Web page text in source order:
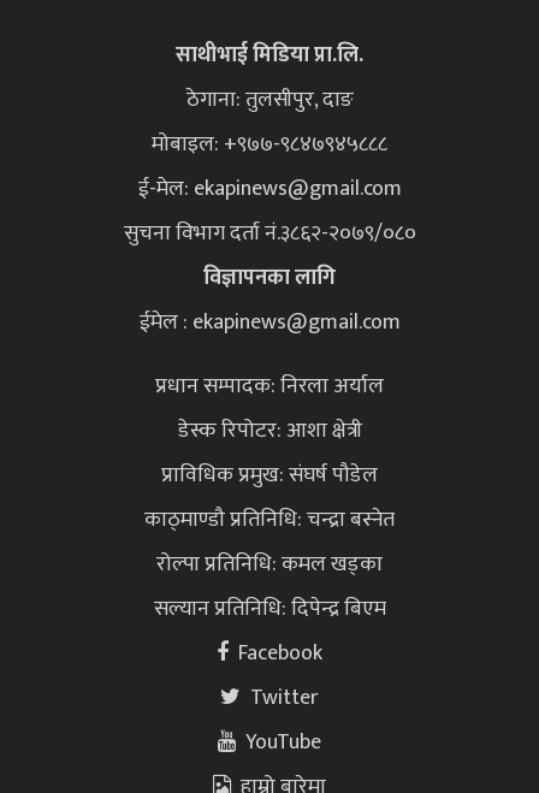
साथीभाई मिडिया प्रा.लि.
ठेगाना: तुलसीपुर, दाङ
मोबाइल: +९७७-९८४७९४५८८८
ई-मेल: ekapinews@gmail.com
सुचना विभाग दर्ता नं.३८६२-२०७९/०८०
विज्ञापनका लागि
ईमेल : ekapinews@gmail.com
प्रधान सम्पादक: निरला अर्याल
डेस्क रिपोटर: आशा क्षेत्री
प्राविधिक प्रमुख: संघर्ष पौडेल
काठ्माण्डौ प्रतिनिधि: चन्द्रा बस्नेत
रोल्पा प्रतिनिधि: कमल खड्का
सल्यान प्रतिनिधि: दिपेन्द्र बिएम
Facebook
Twitter
YouTube